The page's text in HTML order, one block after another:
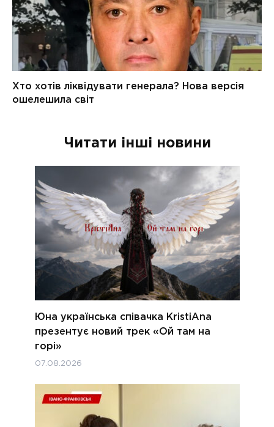
Читати інші новини
Юна українська співачка KristiAna
презентує новий трек «Ой там на
горі»
07.08.2026